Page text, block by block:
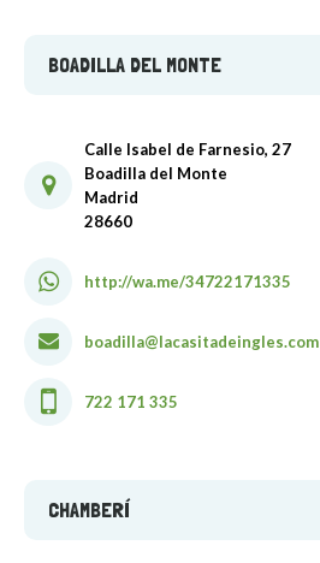
BOADILLA DEL MONTE
Calle Isabel de Farnesio, 27
Boadilla del Monte
Madrid
28660
http://wa.me/34722171335
boadilla@lacasitadeingles.com
722 171 335
CHAMBERÍ